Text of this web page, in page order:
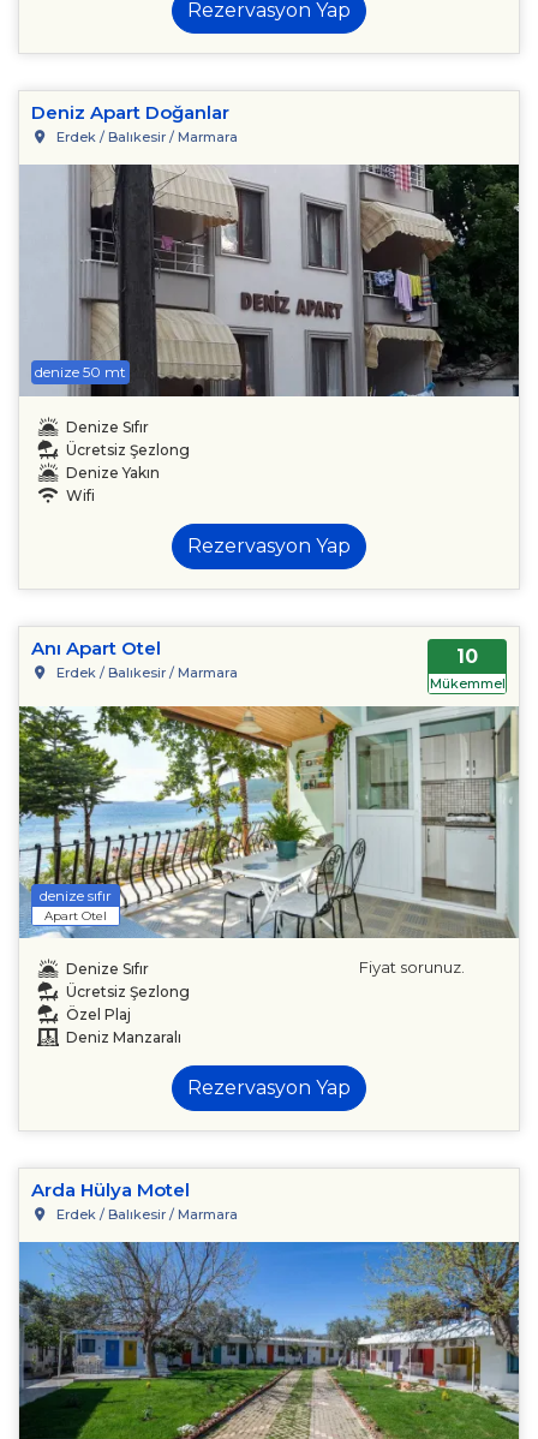
Rezervasyon Yap
Deniz Apart Doğanlar
Erdek / Balıkesir / Marmara
denize 50 mt
Denize Sıfır
Ücretsiz Şezlong
Denize Yakın
Wifi
Rezervasyon Yap
Anı Apart Otel
Erdek / Balıkesir / Marmara
10
Mükemmel
denize sıfır
Apart Otel
Denize Sıfır
Ücretsiz Şezlong
Özel Plaj
Deniz Manzaralı
Fiyat sorunuz.
Rezervasyon Yap
Arda Hülya Motel
Erdek / Balıkesir / Marmara